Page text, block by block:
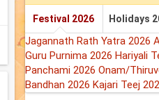
Festival 2026 Holidays
Jagannath Rath Yatra 2026
Guru Purnima 2026 Hariyali
Panchami 2026 Onam/
Bandhan 2026 Kajari Teej